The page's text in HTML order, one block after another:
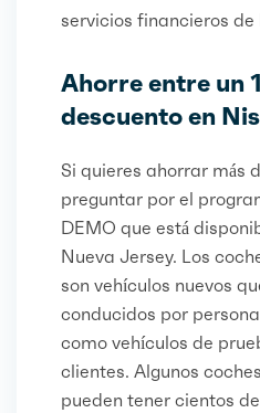
servicios financieros de
Ahorre entre un
descuento en
Si quieres ahorrar más
preguntar por el
DEMO que está
Nueva Jersey. Los
son vehículos nuevos
conducidos por
como vehículos de
clientes. Algunos
pueden tener cientos